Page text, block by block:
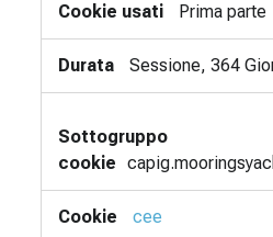
Prima parte
Sessione, 364
cee